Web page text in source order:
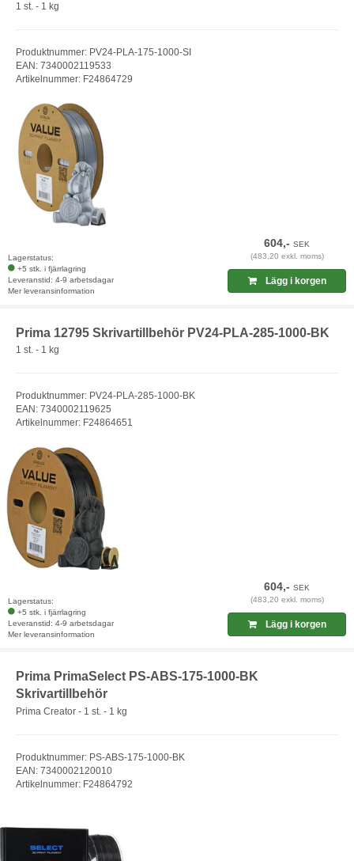
1 st. - 1 kg
Produktnummer: PV24-PLA-175-1000-SI
EAN: 7340002119533
Artikelnummer: F24864729
Lagerstatus:
+5 stk. i fjärrlagring
Leveranstid: 4-9 arbetsdagar
Mer leveransinformation
604,-SEK
(483,20 exkl. moms)
Lägg i korgen
Prima 12795 Skrivartillbehör PV24-PLA-285-1000-BK
1 st. - 1 kg
Produktnummer: PV24-PLA-285-1000-BK
EAN: 7340002119625
Artikelnummer: F24864651
Lagerstatus:
+5 stk. i fjärrlagring
Leveranstid: 4-9 arbetsdagar
Mer leveransinformation
604,-SEK
(483,20 exkl. moms)
Lägg i korgen
Prima PrimaSelect PS-ABS-175-1000-BK
Skrivartillbehör
Prima Creator - 1 st. - 1 kg
Produktnummer: PS-ABS-175-1000-BK
EAN: 7340002120010
Artikelnummer: F24864792